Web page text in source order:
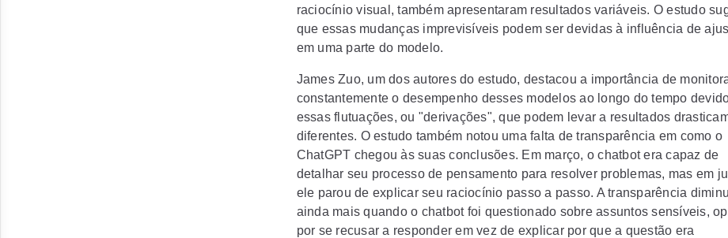
raciocínio visual, também apresentaram resultados variáveis. O estudo
que essas mudanças imprevisíveis podem ser devidas à influência de
em uma parte do modelo.
James Zuo, um dos autores do estudo, destacou a importância de
constantemente o desempenho desses modelos ao longo do tempo
essas flutuações, ou "derivações", que podem levar a resultados
diferentes. O estudo também notou uma falta de transparência em como o
ChatGPT chegou às suas conclusões. Em março, o chatbot era capaz de
detalhar seu processo de pensamento para resolver problemas, mas em
ele parou de explicar seu raciocínio passo a passo. A transparência
ainda mais quando o chatbot foi questionado sobre assuntos sensíveis,
por se recusar a responder em vez de explicar por que a questão era